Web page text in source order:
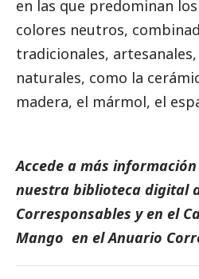
en las que predominan
colores neutros,
tradicionales,
naturales, como la
madera, el mármol, el
Accede a más
nuestra biblioteca digital
Corresponsables y en el
Mango en elAnuario